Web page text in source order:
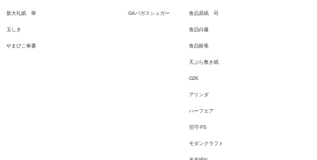
新大礼紙 華
玉しき
やまびこ奉書
GAバガスシュガー 食品原紙 司
食品白藤
食品銀竜
天ぷら敷き紙
OZK
アリンダ
ハーフエア
箔守-FS
モダンクラフト